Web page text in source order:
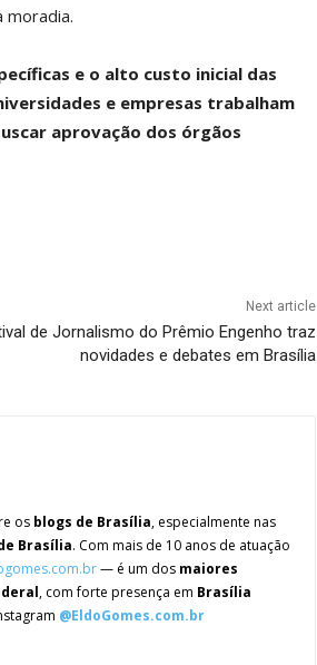
moradia.
e o alto custo inicial das
e empresas trabalham
aprovação dos órgãos
Next article
de Jornalismo do Prêmio Engenho traz
novidades e debates em Brasília
os blogs de Brasília, especialmente nas
Brasília. Com mais de 10 anos de atuação
— é um dos maiores
, com forte presença em Brasília
@EldoGomes.com.br